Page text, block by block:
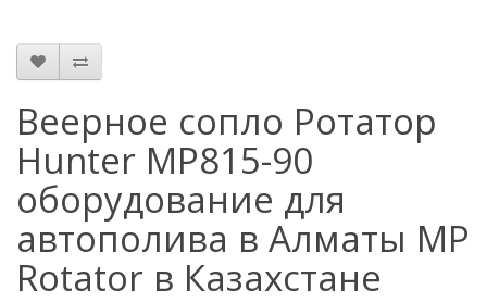
Веерное сопло Ротатор
Hunter MP815-90
оборудование для
автополива в Алматы MP
Rotator в Казахстане